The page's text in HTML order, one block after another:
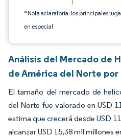
*Nota aclaratoria: los principales
en especial
Análisis del Mercado de
de América del Norte
El tamaño del mercado de
del Norte fue valorado en USD
estima que crecerá desde USD
alcanzar USD 15,38 mil millones